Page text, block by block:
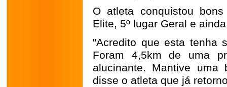
O atleta conquistou
Elite, 5º lugar Geral e
"Acredito que esta tenha
Foram 4,5km de uma
alucinante. Mantive
disse o atleta que já